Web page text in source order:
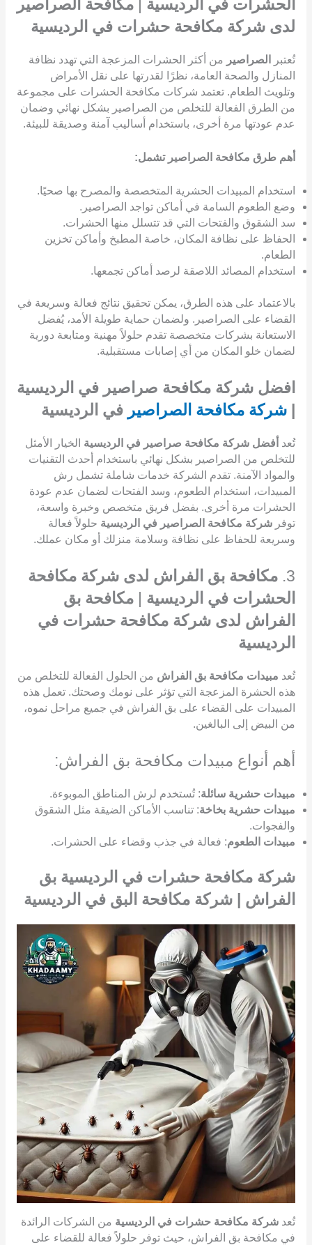
الحشرات في الرديسية
مكافحة الصراصير
لدى شركة مكافحة حشرات في الرديسية
تُعتبر الصراصير من أكثر الحشرات المزعجة التي تهدد نظافة
المنازل والصحة العامة، نظرًا لقدرتها على نقل الأمراض
وتلويث الطعام. تعتمد شركات مكافحة الحشرات على مجموعة
من الطرق الفعالة للتخلص من الصراصير بشكل نهائي وضمان
عدم عودتها مرة أخرى، باستخدام أساليب آمنة وصديقة للبيئة.
أهم طرق مكافحة الصراصير تشمل:
استخدام المبيدات الحشرية المتخصصة والمصرح بها صحيًا.
وضع الطعوم السامة في أماكن تواجد الصراصير.
سد الشقوق والفتحات التي قد تتسلل منها الحشرات.
الحفاظ على نظافة المكان، خاصة المطبخ وأماكن تخزين
الطعام.
استخدام المصائد اللاصقة لرصد أماكن تجمعها.
بالاعتماد على هذه الطرق، يمكن تحقيق نتائج فعالة وسريعة في
القضاء على الصراصير. ولضمان حماية طويلة الأمد، يُفضل
الاستعانة بشركات متخصصة تقدم حلولاً مهنية ومتابعة دورية
لضمان خلو المكان من أي إصابات مستقبلية.
افضل شركة مكافحة صراصير في الرديسية
| شركة مكافحة الصراصير في الرديسية
تُعد أفضل شركة مكافحة صراصير في الرديسية الخيار الأمثل
للتخلص من الصراصير بشكل نهائي باستخدام أحدث التقنيات
والمواد الآمنة. تقدم الشركة خدمات شاملة تشمل رش
المبيدات، استخدام الطعوم، وسد الفتحات لضمان عدم عودة
الحشرات مرة أخرى. بفضل فريق متخصص وخبرة واسعة،
توفر شركة مكافحة الصراصير في الرديسية حلولاً فعالة
وسريعة للحفاظ على نظافة وسلامة منزلك أو مكان عملك.
3. مكافحة بق الفراش لدى شركة مكافحة
الحشرات في الرديسية | مكافحة بق
الفراش لدى شركة مكافحة حشرات في
الرديسية
تُعد مبيدات مكافحة بق الفراش من الحلول الفعالة للتخلص من
هذه الحشرة المزعجة التي تؤثر على نومك وصحتك. تعمل هذه
المبيدات على القضاء على بق الفراش في جميع مراحل نموه،
من البيض إلى البالغين.
أهم أنواع مبيدات مكافحة بق الفراش:
مبيدات حشرية سائلة: تُستخدم لرش المناطق الموبوءة.
مبيدات حشرية بخاخة: تناسب الأماكن الضيقة مثل الشقوق
والفجوات.
مبيدات الطعوم: فعالة في جذب وقضاء على الحشرات.
شركة مكافحة حشرات في الرديسية بق
الفراش | شركة مكافحة البق في الرديسية
تُعد شركة مكافحة حشرات في الرديسية من الشركات الرائدة
في مكافحة بق الفراش، حيث توفر حلولاً فعالة للقضاء على